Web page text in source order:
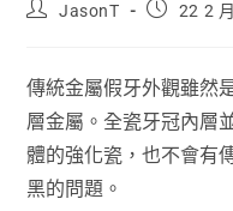
JasonT 22 2
傳統金屬假牙外觀雖然
層金屬。全瓷牙冠內層
體的強化瓷，也不會有
黑的問題。